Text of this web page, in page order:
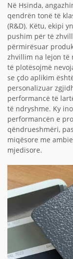
Në Hsinda,
qendrën tonë të
(R&D). Këtu, ekipi
pushim për të
përmirësuar
zhvillim na lejon të
të plotësojmë
se çdo aplikim
personalizuar
performancë të
të ndryshme. Ky
performancën e
qëndrueshmëri,
miqësore me
mjedisore.